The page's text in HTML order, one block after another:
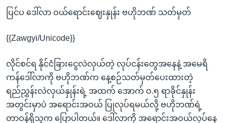
သို့
ကျော်
ပြင်ပ ဒေါ်လာ ဝယ်ရောင်းဈေးနှုန်း ဗဟိုဘဏ် သတ်မှတ်
{{Zawgyi/Unicode}}
လိုင်စင်ရ နိုင်ငံခြားငွေလဲလှယ်တဲ့ လုပ်ငန်းတွေအနေနဲ့ အမေရိ
ကန်ဒေါ်လာကို ဗဟိုဘဏ်က နေ့စဉ်သတ်မှတ်ပေးထားတဲ့
ရည်ညွှန်းလဲလှယ်နှုန်းရဲ့ အထက် အောက် ဝ.၅ ရာခိုင်နှုန်း
အတွင်းမှာပဲ အရောင်းအဝယ် ပြုလုပ်ရမယ်လို့ ဗဟိုဘဏ်ရဲ့
တာဝန်ရှိသူက ပြောပါတယ်။ ဒေါ်လာကို အရောင်းအဝယ်လုပ်နေ